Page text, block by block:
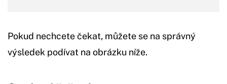
Pokud nechcete čekat, můžete se na správný
výsledek podívat na obrázku níže.